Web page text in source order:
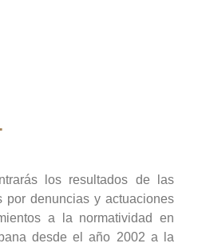
los resultados de las
por denuncias y actuaciones
a la normatividad en
desde el año 2002 a la